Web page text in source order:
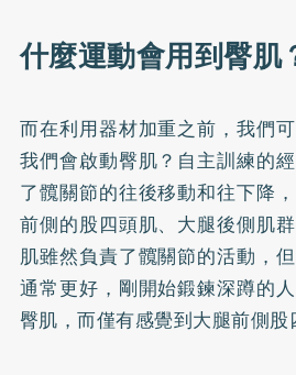
什麼運動會用到臀肌
而在利用器材加重之前，我們
我們會啟動臀肌？自主訓練的
了髖關節的往後移動和往下降
前側的股四頭肌、大腿後側肌
肌雖然負責了髖關節的活動，
通常更好，剛開始鍛鍊深蹲的
臀肌，而僅有感覺到大腿前側股